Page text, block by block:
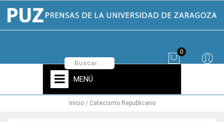
0
MENÚ
Inicio Catecismo Republicano